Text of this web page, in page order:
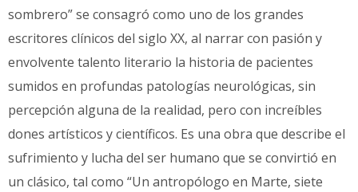
sombrero” se consagró como uno de los grandes
escritores clínicos del siglo XX, al narrar con pasión y
envolvente talento literario la historia de pacientes
sumidos en profundas patologías neurológicas, sin
percepción alguna de la realidad, pero con increíbles
dones artísticos y científicos. Es una obra que describe el
sufrimiento y lucha del ser humano que se convirtió en
un clásico, tal como “Un antropólogo en Marte, siete